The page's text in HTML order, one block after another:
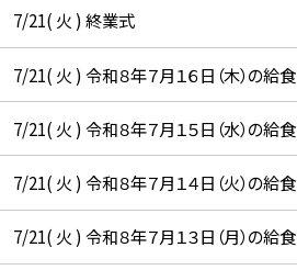
7/21( 火 ) 終業式
7/21( 火 ) 令和８年７月１６日（木）の給食
7/21( 火 ) 令和８年７月１５日（水）の給食
7/21( 火 ) 令和８年７月１４日（火）の給食
7/21( 火 ) 令和８年７月１３日（月）の給食